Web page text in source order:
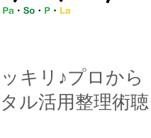
キリ♪プロから
ル活用整理術聴